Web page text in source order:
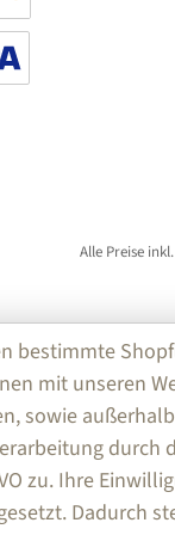
Alle Preise
bestimmte
mit unseren
sowie
durch
zu. Ihre
Dadurch